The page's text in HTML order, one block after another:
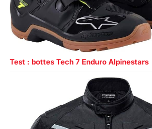
Test : bottes Tech 7 Enduro Alpinestars